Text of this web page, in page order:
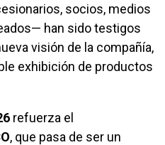
socios, medios
han sido testigos
visión de la compañía,
exhibición de productos
refuerza el
, que pasa de ser un